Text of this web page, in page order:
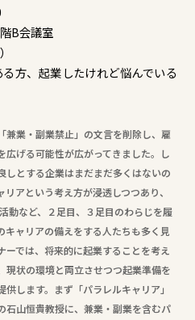
B会議室
方、起業したけれど悩んでいる
兼業・副業禁止」の文言を削除し、雇
広げる可能性が広がってきました。し
しとする企業はまだまだ多くはないの
アという考え方が浸透しつつあり、
動など、２足目、３足目のわらじを履
キャリアの備えをする人たちも多く見
では、将来的に起業することを考え
現状の環境と両立させつつ起業準備を
します。まず「パラレルキャリア」
石山恒貴教授に、兼業・副業を含むパ